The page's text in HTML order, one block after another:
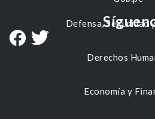
Defensa, Seguridad
Derechos
Economía y